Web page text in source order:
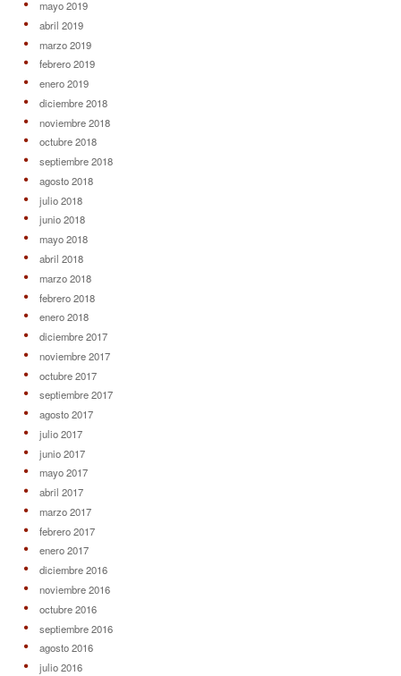
mayo 2019
abril 2019
marzo 2019
febrero 2019
enero 2019
diciembre 2018
noviembre 2018
octubre 2018
septiembre 2018
agosto 2018
julio 2018
junio 2018
mayo 2018
abril 2018
marzo 2018
febrero 2018
enero 2018
diciembre 2017
noviembre 2017
octubre 2017
septiembre 2017
agosto 2017
julio 2017
junio 2017
mayo 2017
abril 2017
marzo 2017
febrero 2017
enero 2017
diciembre 2016
noviembre 2016
octubre 2016
septiembre 2016
agosto 2016
julio 2016